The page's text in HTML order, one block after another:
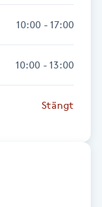
10:00 - 17:00
10:00 - 13:00
Stängt